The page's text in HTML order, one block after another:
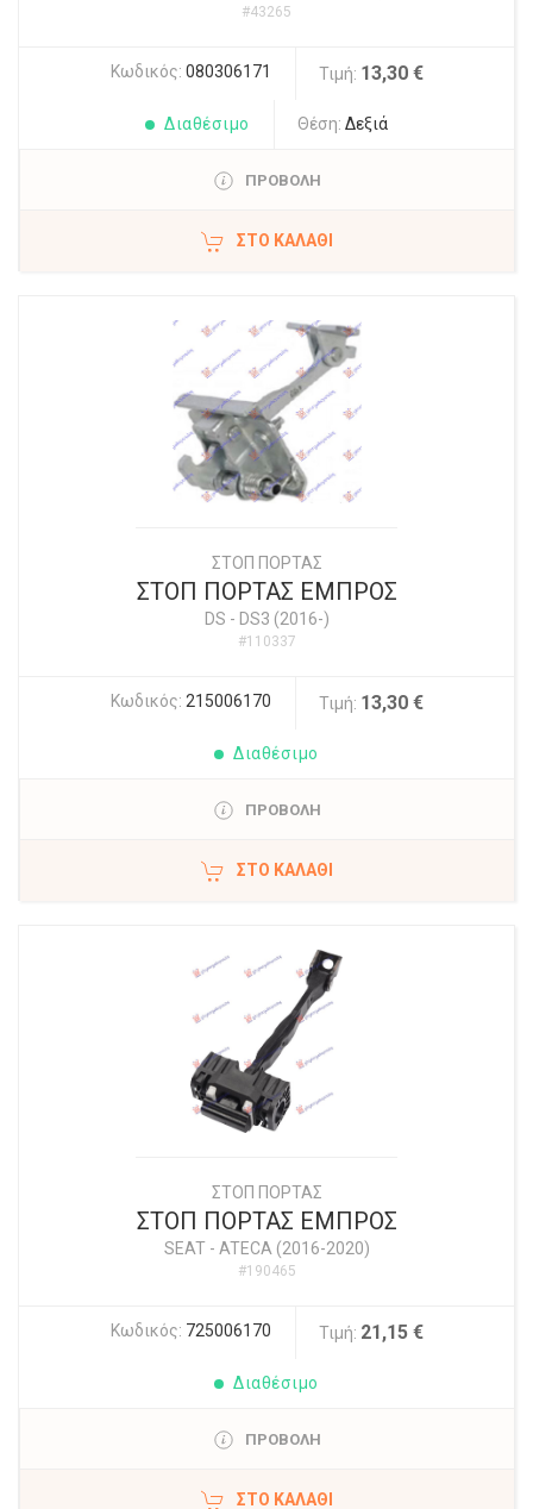
#43265
Κωδικός: 080306171 Τιμή: 13,30 €
Διαθέσιμο Θέση: Δεξιά
ΠΡΟΒΟΛΗ
ΣΤΟ ΚΑΛΆΘΙ
ΣΤΟΠ ΠΟΡΤΑΣ
ΣΤΟΠ ΠΟΡΤΑΣ ΕΜΠΡΟΣ
DS - DS3 (2016-)
#110337
Κωδικός: 215006170 Τιμή: 13,30 €
Διαθέσιμο
ΠΡΟΒΟΛΗ
ΣΤΟ ΚΑΛΆΘΙ
ΣΤΟΠ ΠΟΡΤΑΣ
ΣΤΟΠ ΠΟΡΤΑΣ ΕΜΠΡΟΣ
SEAT- ATECA (2016-2020)
#190465
Κωδικός: 725006170 Τιμή: 21,15 €
Διαθέσιμο
ΠΡΟΒΟΛΗ
ΣΤΟ ΚΑΛΆΘΙ